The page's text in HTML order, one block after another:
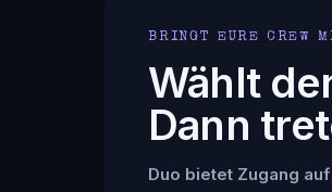
BRINGT EURE CREW
Wählt
Dann
Duo bietet Zugang